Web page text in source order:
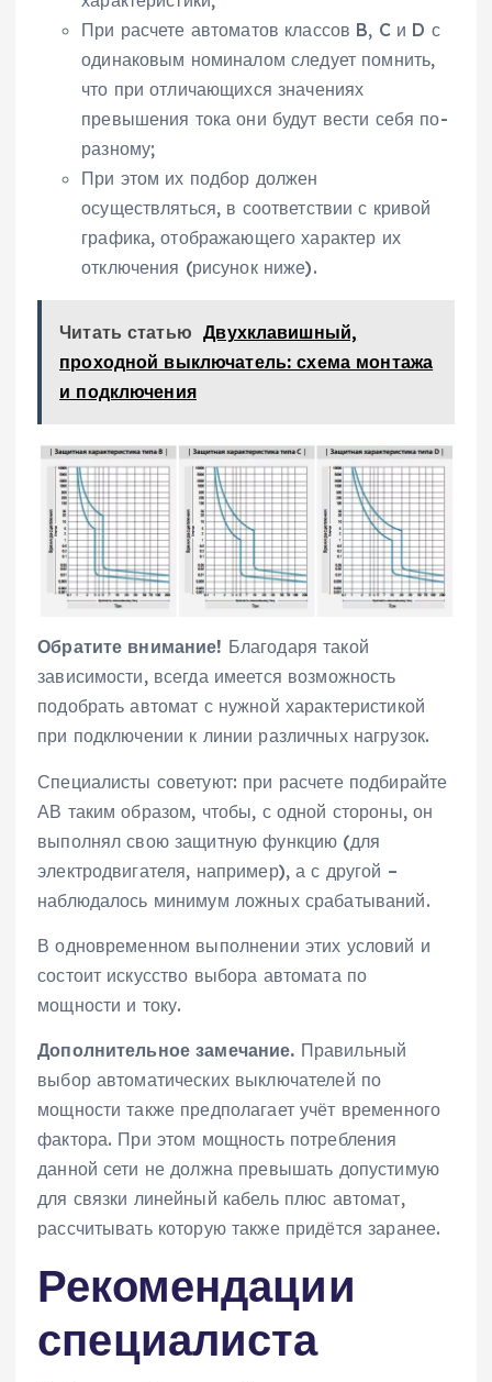
При расчете автоматов классов B, C и D с
одинаковым номиналом следует помнить,
что при отличающихся значениях
превышения тока они будут вести себя по-
разному;
При этом их подбор должен
осуществляться, в соответствии с кривой
графика, отображающего характер их
отключения (рисунок ниже).
Читать статью Двухклавишный,
проходной выключатель: схема монтажа
и подключения
Обратите внимание! Благодаря такой
зависимости, всегда имеется возможность
подобрать автомат с нужной характеристикой
при подключении к линии различных нагрузок.
Специалисты советуют: при расчете подбирайте
АВ таким образом, чтобы, с одной стороны, он
выполнял свою защитную функцию (для
электродвигателя, например), а с другой –
наблюдалось минимум ложных срабатываний.
В одновременном выполнении этих условий и
состоит искусство выбора автомата по
мощности и току.
Дополнительное замечание. Правильный
выбор автоматических выключателей по
мощности также предполагает учёт временного
фактора. При этом мощность потребления
данной сети не должна превышать допустимую
для связки линейный кабель плюс автомат,
рассчитывать которую также придётся заранее.
Рекомендации
специалиста